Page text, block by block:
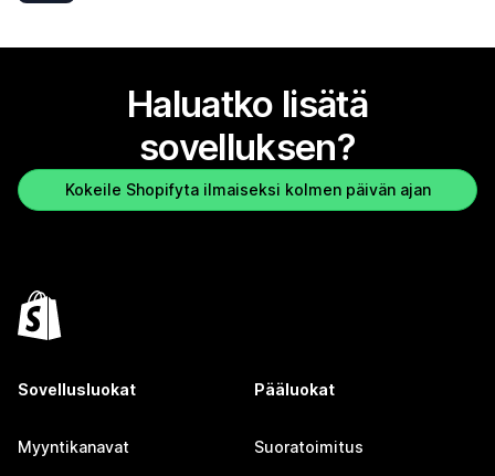
Haluatko lisätä
sovelluksen?
Kokeile Shopifyta ilmaiseksi kolmen päivän ajan
Sovellusluokat
Myyntikanavat
Pääluokat
Suoratoimitus